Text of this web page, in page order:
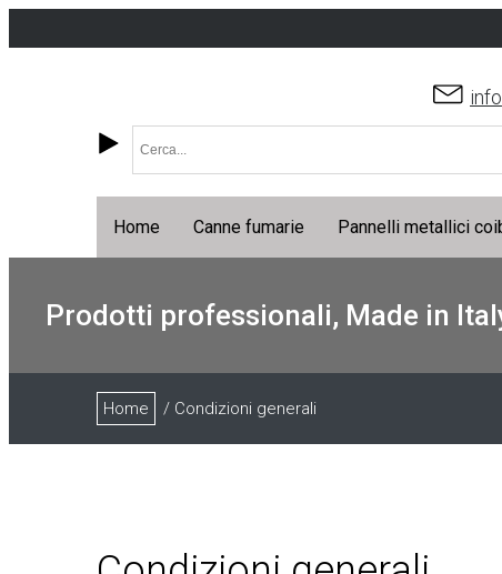
Home Canne fumarie Pannelli metallici
Prodotti professionali, Made in
Home / Condizioni generali